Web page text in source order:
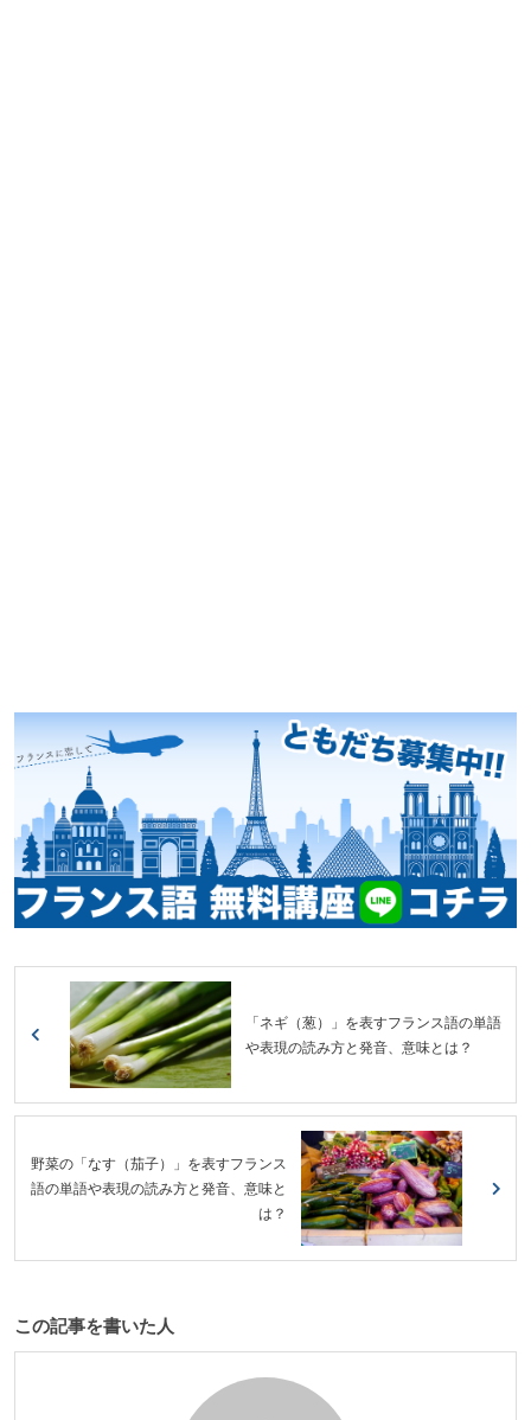
「ネギ（葱）」を表すフランス語の単語
や表現の読み方と発音、意味とは？
野菜の「なす（茄子）」を表すフランス
語の単語や表現の読み方と発音、意味と
は？
この記事を書いた人